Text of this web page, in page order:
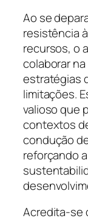
Ao se
resistência
recursos, o
colaborar
estratégias
limitações.
valioso que
contextos
condução
reforçando
Acredita-se